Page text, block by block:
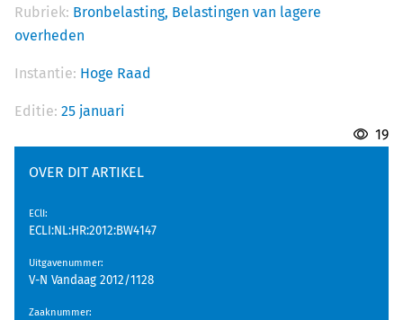
Rubriek: Bronbelasting, Belastingen van lagere
overheden
Instantie: Hoge Raad
Editie: 25 januari
19
OVER DIT ARTIKEL
EClI:
ECLI:NL:HR:2012:BW4147
Uitgavenummer:
V-N Vandaag 2012/1128
Zaaknummer: